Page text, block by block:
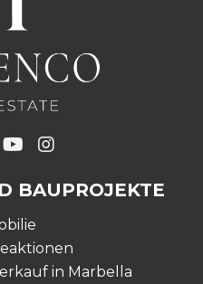
BAUPROJEKTE
in Marbella